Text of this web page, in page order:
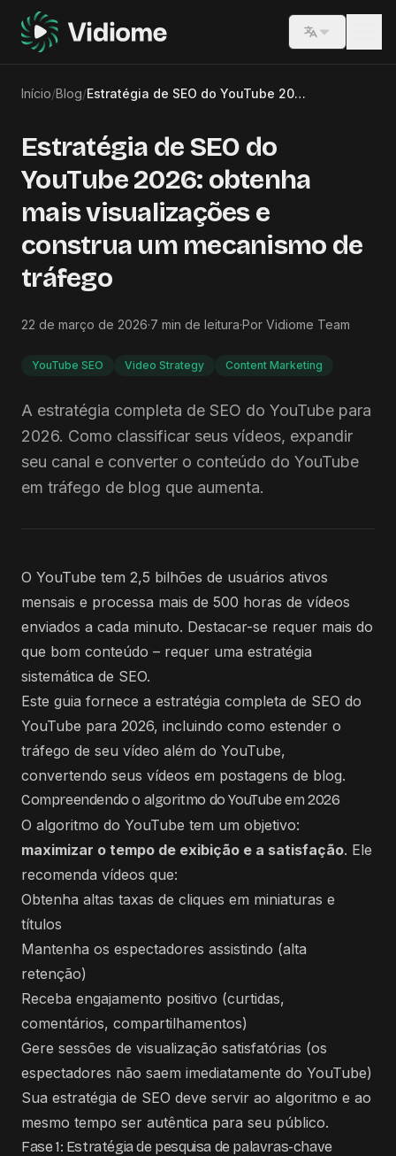
Switch
Início/Blog/ Estratégia de SEO do YouTube 2026: obtenha mais visualizações e construa um mecanismo de tráfego
Estratégia de SEO do
YouTube 2026: obtenha
mais visualizações e
construa um mecanismo de
tráfego
22 de março de 2026·7 min de leitura·Por Vidiome Team
YouTube SEO Video Strategy Content Marketing
A estratégia completa de SEO do YouTube para
2026. Como classificar seus vídeos, expandir
seu canal e converter o conteúdo do YouTube
em tráfego de blog que aumenta.
O YouTube tem 2,5 bilhões de usuários ativos
mensais e processa mais de 500 horas de vídeos
enviados a cada minuto. Destacar-se requer mais do
que bom conteúdo – requer uma estratégia
sistemática de SEO.
Este guia fornece a estratégia completa de SEO do
YouTube para 2026, incluindo como estender o
tráfego de seu vídeo além do YouTube,
convertendo seus vídeos em postagens de blog.
Compreendendo o algoritmo do YouTube em 2026
O algoritmo do YouTube tem um objetivo:
maximizar o tempo de exibição e a satisfação. Ele
recomenda vídeos que:
Obtenha altas taxas de cliques em miniaturas e
títulos
Mantenha os espectadores assistindo (alta
retenção)
Receba engajamento positivo (curtidas,
comentários, compartilhamentos)
Gere sessões de visualização satisfatórias (os
espectadores não saem imediatamente do YouTube)
Sua estratégia de SEO deve servir ao algoritmo e ao
mesmo tempo ser autêntica para seu público.
Fase 1: Estratégia de pesquisa de palavras-chave